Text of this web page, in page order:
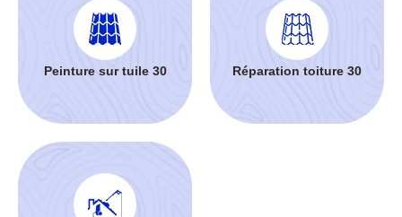
Peinture sur tuile 30 Réparation toiture 30